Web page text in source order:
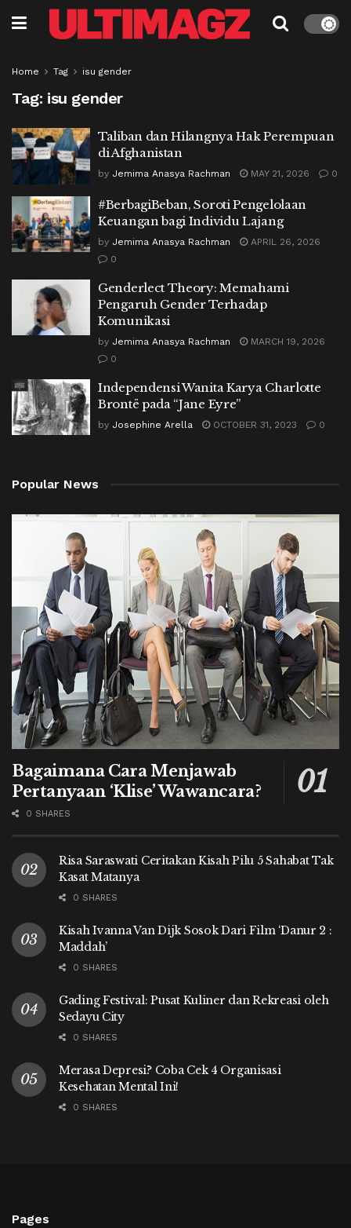
Home Tag isu gender
Tag: isu gender
Taliban dan Hilangnya Hak Perempuan
di Afghanistan
by Jemima Anasya Rachman MAY 21, 2026 0
#BerbagiBeban, Soroti Pengelolaan
Keuangan bagi Individu Lajang
by Jemima Anasya Rachman
APRIL 26, 2026
0
Genderlect Theory: Memahami
Pengaruh Gender Terhadap
Komunikasi
by Jemima Anasya Rachman
MARCH 19, 2026
0
Independensi Wanita Karya Charlotte
Brontë pada “Jane Eyre”
by Josephine Arella OCTOBER 31, 2023 0
Popular News
Bagaimana Cara Menjawab
Pertanyaan ‘Klise’ Wawancara?
0 SHARES
Risa Saraswati Ceritakan Kisah Pilu 5 Sahabat Tak
Kasat Matanya
0 SHARES
Kisah Ivanna Van Dijk Sosok Dari Film ‘Danur 2 :
Maddah’
0 SHARES
Gading Festival: Pusat Kuliner dan Rekreasi oleh
Sedayu City
0 SHARES
Merasa Depresi? Coba Cek 4 Organisasi
Kesehatan Mental Ini!
0 SHARES
Pages